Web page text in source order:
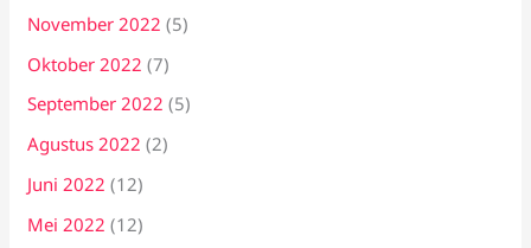
November 2022 (5)
Oktober 2022 (7)
September 2022 (5)
Agustus 2022 (2)
Juni 2022 (12)
Mei 2022 (12)